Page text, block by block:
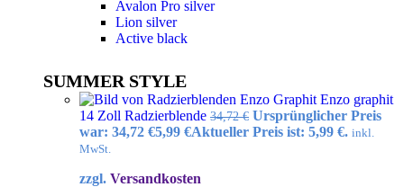
Avalon Pro silver
Lion silver
Active black
SUMMER STYLE
Enzo graphit
14 Zoll Radzierblende 34,72€ Ursprünglicher Preis
war: 34,72 €5,99 €Aktueller Preis ist: 5,99 €. inkl.
MwSt.
zzgl. Versandkosten